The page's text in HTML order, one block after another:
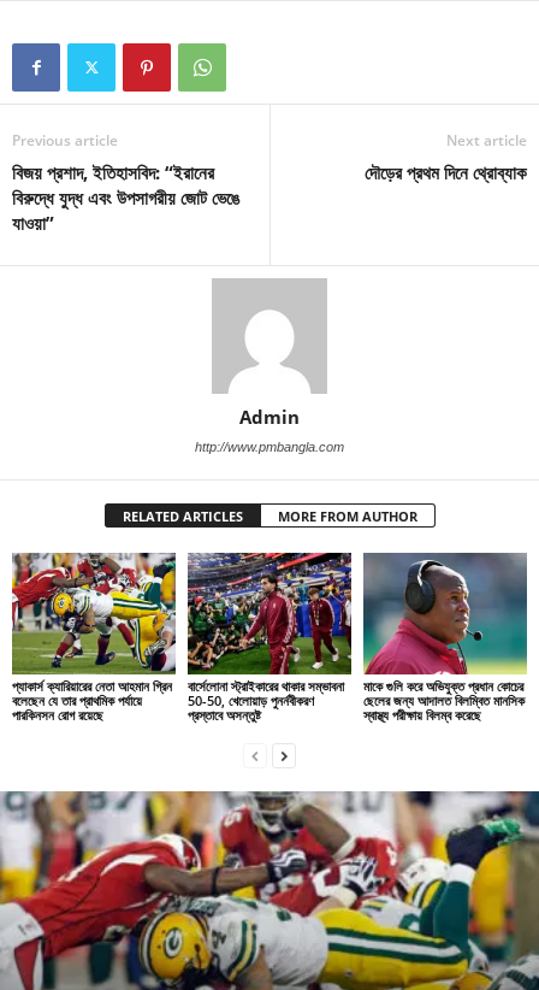
Previous article
বিজয় প্রশাদ, ইতিহাসবিদ: “ইরানের
বিরুদ্ধে যুদ্ধ এবং উপসাগরীয় জোট ভেঙে
যাওয়া”
Next article
দৌড়ের প্রথম দিনে থ্রোব্যাক
Admin
http://www.pmbangla.com
RELATED ARTICLES MORE FROM AUTHOR
প্যাকার্স ক্যারিয়ারের নেতা আহমান গ্রিন
বলেছেন যে তার প্রাথমিক পর্যায়ে
পারকিনসন রোগ রয়েছে
বার্সেলোনা স্ট্রাইকারের থাকার সম্ভাবনা
50-50, খেলোয়াড় পুনর্নবীকরণ
প্রস্তাবে অসন্তুষ্ট
মাকে গুলি করে অভিযুক্ত প্রধান কোচের
ছেলের জন্য আদালত বিলম্বিত মানসিক
স্বাস্থ্য পরীক্ষায় বিলম্ব করেছে